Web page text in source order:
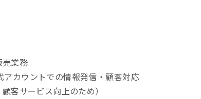
売業務
カウントでの情報発信・顧客対応
客サービス向上のため）